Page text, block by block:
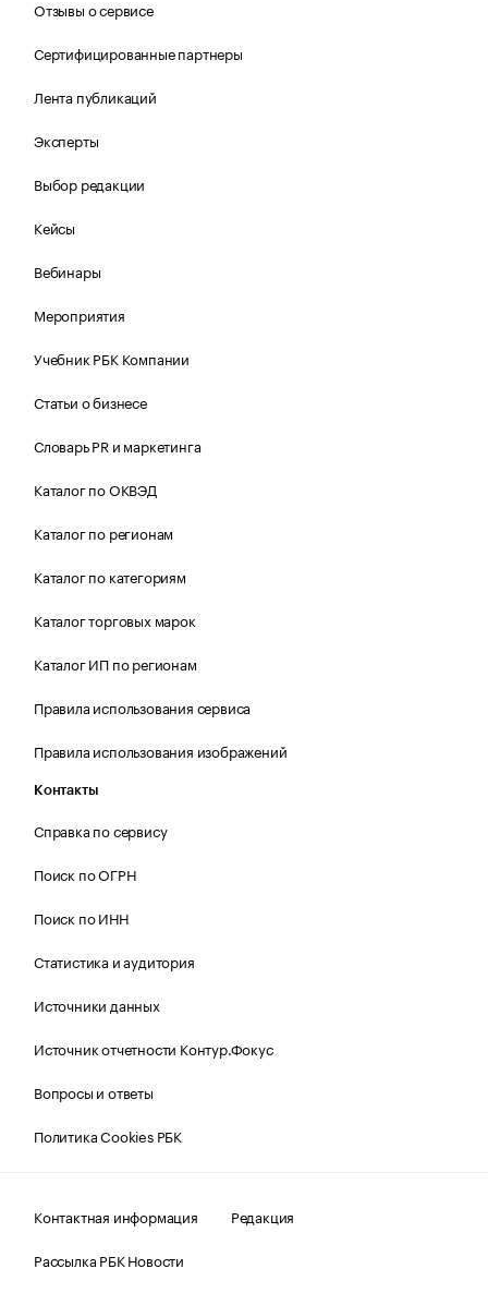
Отзывы о сервисе
Сертифицированные партнеры
Лента публикаций
Эксперты
Выбор редакции
Кейсы
Вебинары
Мероприятия
Учебник РБК Компании
Статьи о бизнесе
Словарь PR и маркетинга
Каталог по ОКВЭД
Каталог по регионам
Каталог по категориям
Каталог торговых марок
Каталог ИП по регионам
Правила использования сервиса
Правила использования изображений
Контакты
Справка по сервису
Поиск по ОГРН
Поиск по ИНН
Статистика и аудитория
Источники данных
Источник отчетности Контур.Фокус
Вопросы и ответы
Политика Cookies РБК
Контактная информация
Редакция
Рассылка РБК Новости